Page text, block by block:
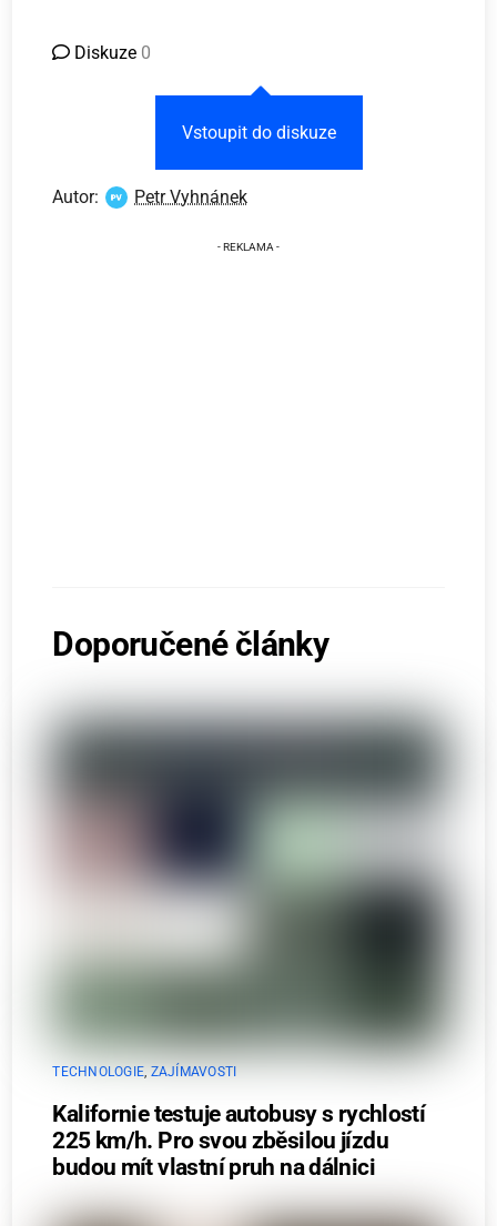
Diskuze 0
Vstoupit do diskuze
Autor: Petr Vyhnánek
Doporučené články
TECHNOLOGIE ZAJÍMAVOSTI
Kalifornie testuje autobusy s rychlostí
225 km/h. Pro svou zběsilou jízdu
budou mít vlastní pruh na dálnici